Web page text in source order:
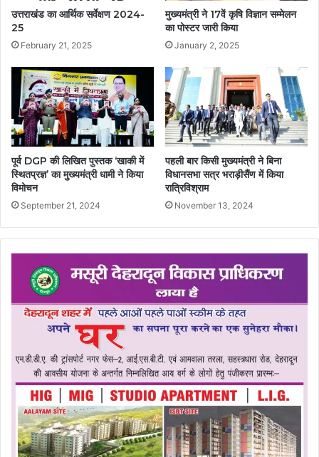
उत्तराखंड का आर्थिक सर्वेक्षण 2024-
25
February 21, 2025
मुख्यमंत्री ने 17वें कृषि विज्ञान सम्मेलन
का पोस्टर जारी किया
January 2, 2025
पूर्व DGP की लिखित पुस्तक ‘खाकी में
स्थितप्रज्ञ’ का मुख्यमंत्री धामी ने किया
विमोचन
September 21, 2024
पहली बार किसी मुख्यमंत्री ने बिना
विधानसभा सत्र भराड़ीसैंण में किया
रात्रिविश्राम
November 13, 2024